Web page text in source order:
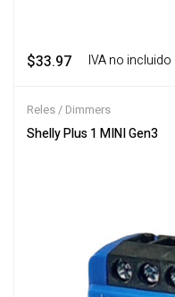
$33.97 ‎ ‎ ‎ IVA no incluido
Reles / Dimmers
Shelly Plus 1 MINI Gen3